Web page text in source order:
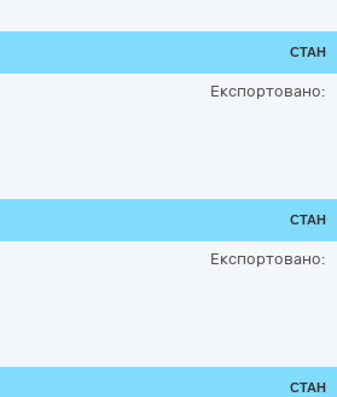
СТАН
Експортовано:
СТАН
Експортовано:
СТАН